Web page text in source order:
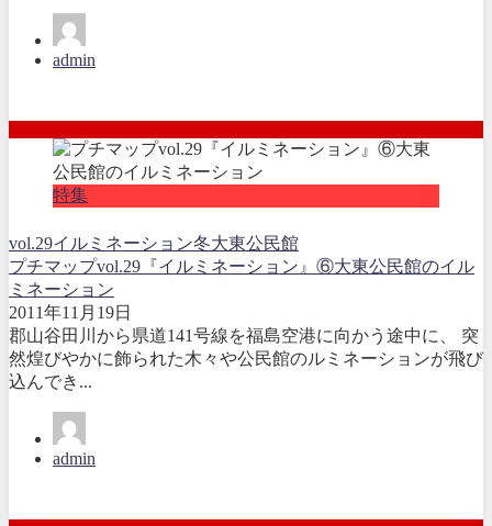
admin
特集
vol.29イルミネーション冬大東公民館
プチマップvol.29『イルミネーション』⑥大東公民館のイル
ミネーション
2011年11月19日
郡山谷田川から県道141号線を福島空港に向かう途中に、 突
然煌びやかに飾られた木々や公民館のルミネーションが飛び
込んでき...
admin